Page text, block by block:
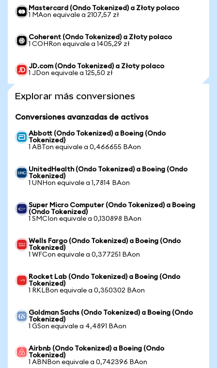
Mastercard (Ondo Tokenized) a Złoty polaco
1 MAon equivale a 2107,57 zł
Coherent (Ondo Tokenized) a Złoty polaco
1 COHRon equivale a 1405,29 zł
JD.com (Ondo Tokenized) a Złoty polaco
1 JDon equivale a 125,50 zł
Explorar más conversiones
Conversiones avanzadas de activos
Abbott (Ondo Tokenized) a Boeing (Ondo
Tokenized)
1 ABTon equivale a 0,466655 BAon
UnitedHealth (Ondo Tokenized) a Boeing (Ondo
Tokenized)
1 UNHon equivale a 1,7814 BAon
Super Micro Computer (Ondo Tokenized) a Boeing
(Ondo Tokenized)
1 SMCIon equivale a 0,130898 BAon
Wells Fargo (Ondo Tokenized) a Boeing (Ondo
Tokenized)
1 WFCon equivale a 0,377251 BAon
Rocket Lab (Ondo Tokenized) a Boeing (Ondo
Tokenized)
1 RKLBon equivale a 0,350302 BAon
Goldman Sachs (Ondo Tokenized) a Boeing (Ondo
Tokenized)
1 GSon equivale a 4,4891 BAon
Airbnb (Ondo Tokenized) a Boeing (Ondo
Tokenized)
1 ABNBon equivale a 0,742396 BAon